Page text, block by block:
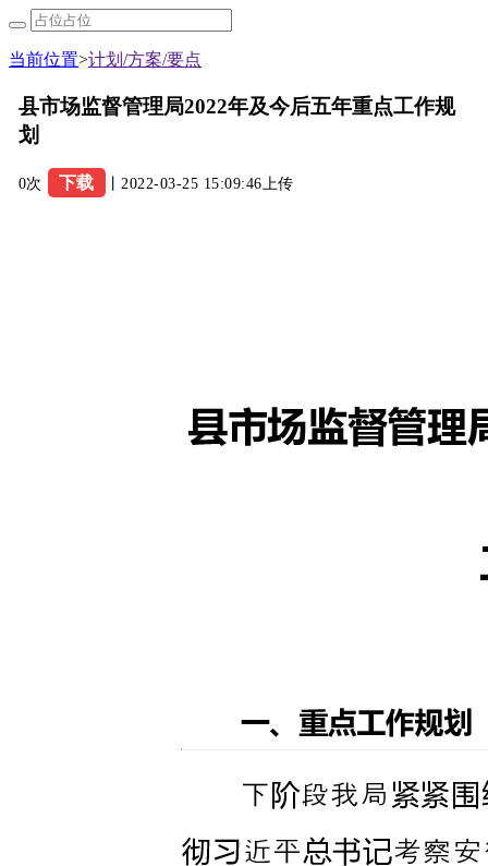
当前位置>计划/方案/要点
县市场监督管理局2022年及今后五年重点工作规
划
0次 下载 丨2022-03-25 15:09:46上传